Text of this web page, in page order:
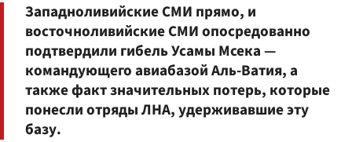
Западноливийские СМИ прямо, и
восточноливийские СМИ опосредованно
подтвердили гибель Усамы Мсека —
командующего авиабазой Аль-Ватия, а
также факт значительных потерь, которые
понесли отряды ЛНА, удерживавшие эту
базу.